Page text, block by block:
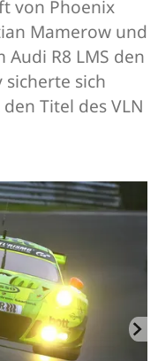
von Phoenix
Mamerow und
Audi R8 LMS den
sicherte sich
Titel des VLN